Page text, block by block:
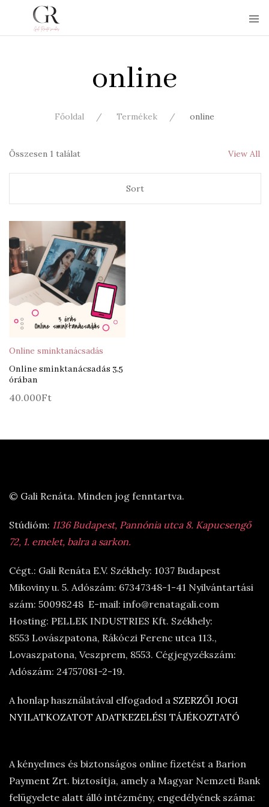
online
Főoldal Termékek online
Összesen 1 találat View All
Online sminktanácsadás
Online sminktanácsadás 3,5
órában
40.000Ft
© Gali Renáta. Minden jog fenntartva.
Stúdióm: 1136 Budapest, Pannónia utca 8. Kapucsengő
72, 1. emelet, balra a sarkon.
Cégt.: Gali Renáta E.V. Székhely: 1037 Budapest
Mikoviny u. 5. Adószám: 67347348-1-41 Nyilvántartási
szám: 50098248 E-mail: info@renatagali.com
Hosting: PELLEK INDUSTRIES Kft. Székhely:
8553 Lovászpatona, Rákóczi Ferenc utca 113.,
Lovaszpatona, Veszprem, 8553. Cégjegyzékszám:
Adószám: 24757081-2-19.
A honlap használatával elfogadod a SZERZŐI JOGI
NYILATKOZATOT ADATKEZELÉSI TÁJÉKOZTATÓ
A kényelmes és biztonságos online fizetést a Barion
Payment Zrt. biztosítja, amely a Magyar Nemzeti Bank
felügyelete alatt álló intézmény, engedélyének száma: